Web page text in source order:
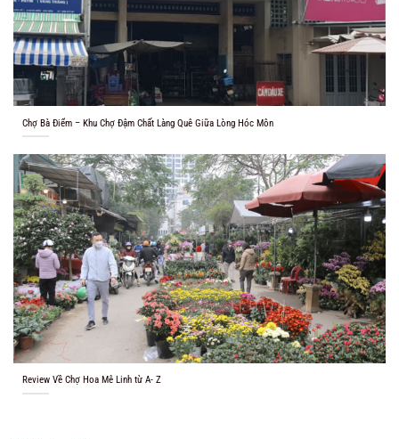
Chợ Bà Điểm – Khu Chợ Đậm Chất Làng Quê Giữa Lòng Hóc Môn
Review Về Chợ Hoa Mê Linh từ A- Z